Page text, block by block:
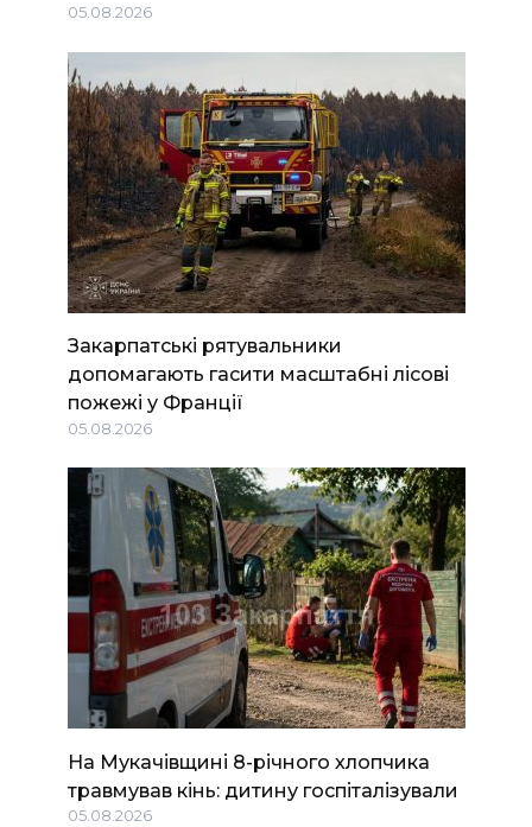
05.08.2026
Закарпатські рятувальники
допомагають гасити масштабні лісові
пожежі у Франції
05.08.2026
На Мукачівщині 8-річного хлопчика
травмував кінь: дитину госпіталізували
05.08.2026